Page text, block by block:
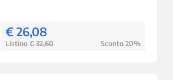
€ 26,08
Listino € 32,60 Sconto 20%